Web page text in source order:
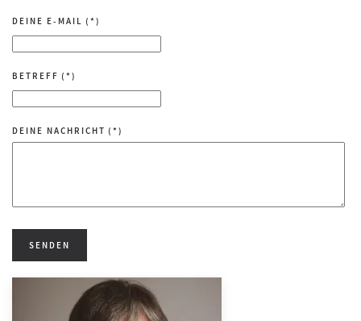
DEINE E-MAIL (*)
BETREFF (*)
DEINE NACHRICHT (*)
SENDEN